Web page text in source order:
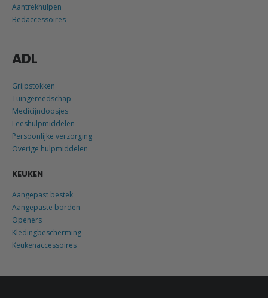
Aantrekhulpen
Bedaccessoires
ADL
Grijpstokken
Tuingereedschap
Medicijndoosjes
Leeshulpmiddelen
Persoonlijke verzorging
Overige hulpmiddelen
KEUKEN
Aangepast bestek
Aangepaste borden
Openers
Kledingbescherming
Keukenaccessoires